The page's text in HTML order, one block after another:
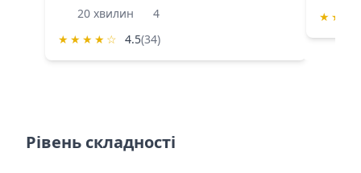
20 хвилин
4
★ ★ ★ ★ ☆ 4.5(34)
★ ★
Рівень складності